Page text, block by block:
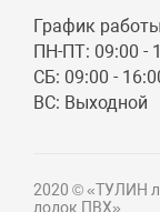
График
ПН-ПТ: 09:00 -
СБ: 09:00 -
ВС: Выходной
2020 © «ТУЛИН
лодок ПВХ»